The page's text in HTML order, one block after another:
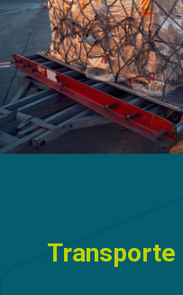
Transporte